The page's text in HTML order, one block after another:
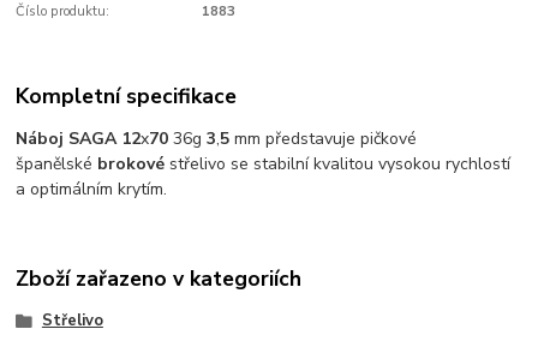
Číslo produktu: 1883
Kompletní specifikace
Náboj SAGA 12x70 36g3,5 mm představuje pičkové
španělské brokové střelivo se stabilní kvalitou vysokou rychlostí
a optimálním krytím.
Zboží zařazeno v kategoriích
Střelivo